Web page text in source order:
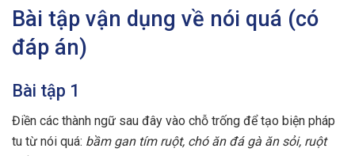
Bài tập vận dụng về nói quá (có
đáp án)
Bài tập 1
Điền các thành ngữ sau đây vào chỗ trống để tạo biện pháp
tu từ nói quá: bầm gan tím ruột, chó ăn đá gà ăn sỏi, ruột